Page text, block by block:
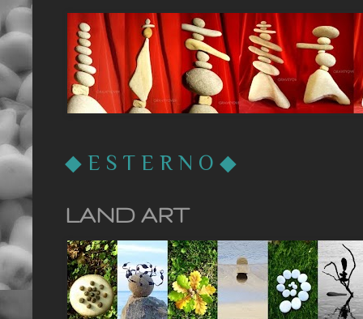
◆ E S T E R N O ◆
LAND ART